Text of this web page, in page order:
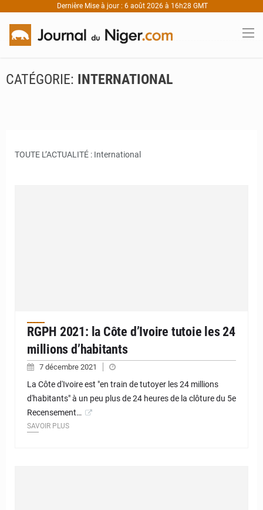
Dernière Mise à jour : 6 août 2026 à 16h28 GMT
CATÉGORIE: INTERNATIONAL
TOUTE L’ACTUALITÉ : International
RGPH 2021: la Côte d’Ivoire tutoie les 24
millions d’habitants
7 décembre 2021
La Côte d'Ivoire est "en train de tutoyer les 24 millions
d'habitants" à un peu plus de 24 heures de la clôture du 5e
Recensement…
SAVOIR PLUS